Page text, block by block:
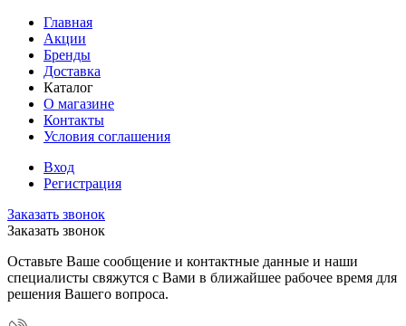
Главная
Акции
Бренды
Доставка
Каталог
О магазине
Контакты
Условия соглашения
Вход
Регистрация
Заказать звонок
Заказать звонок
Оставьте Ваше сообщение и контактные данные и наши
специалисты свяжутся с Вами в ближайшее рабочее время для
решения Вашего вопроса.